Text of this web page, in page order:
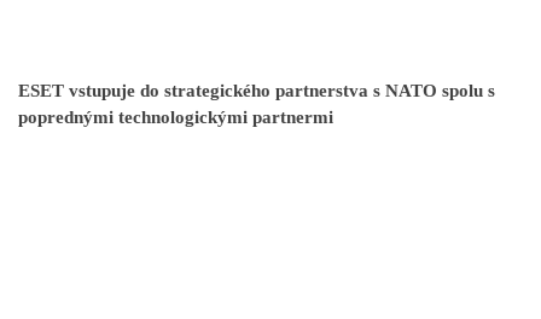
ESET vstupuje do strategického partnerstva s NATO spolu s
poprednými technologickými partnermi